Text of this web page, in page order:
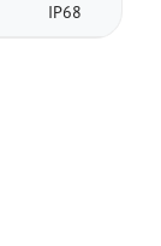
IP68